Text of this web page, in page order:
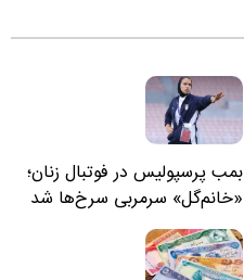
بمب پرسپولیس در فوتبال زنان؛
«خانم‌گل» سرمربی سرخ‌ها شد